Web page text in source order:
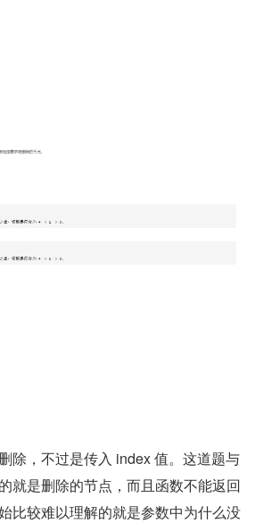
除，不过是传入 index 值。这道题与
就是删除的节点，而且函数不能返回
比较难以理解的就是参数中为什么没